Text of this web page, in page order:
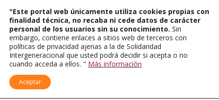
"Este portal web únicamente utiliza cookies propias con
finalidad técnica, no recaba ni cede datos de carácter
personal de los usuarios sin su conocimiento. Sin
embargo, contiene enlaces a sitios web de terceros con
políticas de privacidad ajenas a la de Solidaridad
Intergeneracional que usted podrá decidir si acepta o no
cuando acceda a ellos. " Más información
Aceptar